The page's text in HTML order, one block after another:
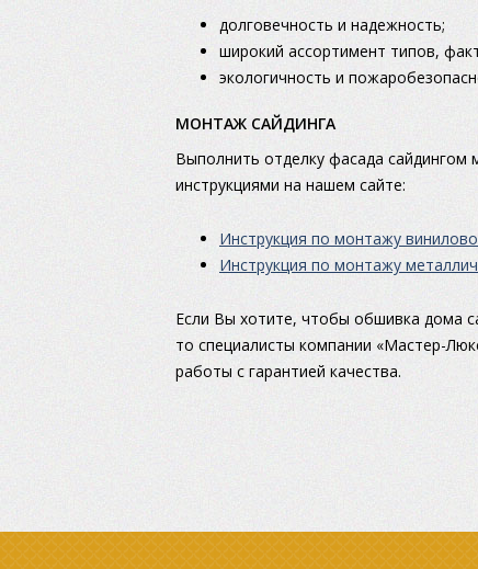
долговечность и надежность;
широкий ассортимент типов,
экологичность и
МОНТАЖ САЙДИНГА
Выполнить отделку фасада
инструкциями на нашем сайте:
Инструкция по монтажу
Инструкция по монтажу
Если Вы хотите, чтобы обшивка дома
то специалисты компании «Мастер-
работы с гарантией качества.